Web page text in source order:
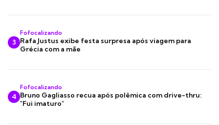
3
Fofocalizando
Rafa Justus exibe festa surpresa após viagem para
Grécia com a mãe
4
Fofocalizando
Bruno Gagliasso recua após polêmica com drive-thru:
"Fui imaturo"